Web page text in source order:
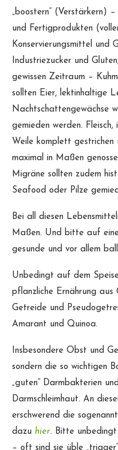
„boostern“ (Verstärkern)
und Fertigprodukten
Konservierungsmittel und
Industriezucker und
gewissen Zeitraum –
sollten Eier, lektinhaltige
Nachtschattengewächse
gemieden werden.
Weile komplett gestrichen
maximal in Maßen
Migräne sollten zudem
Seafood oder Pilze
Bei all diesen
Maßen. Und bitte auf
gesunde und vor allem
Unbedingt auf dem
pflanzliche Ernährung aus
Getreide und
Amarant und Quinoa.
Insbesondere Obst und
sondern die so wichtigen
„guten“ Darmbakterien
Darmschleimhaut. An
erschwerend die
dazu hier. Bitte
– oft sind sie üble